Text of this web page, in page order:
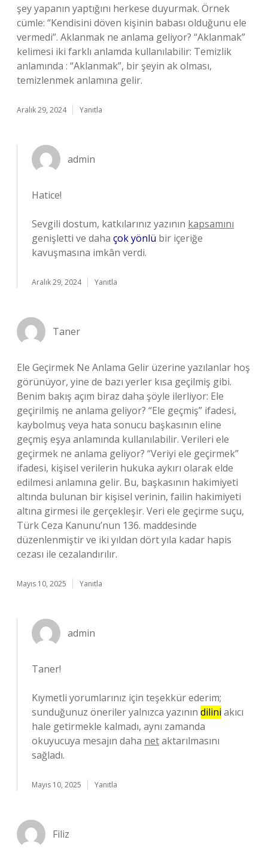
şey yapanın yaptığını herkese duyurmak. Örnek
cümle: “Kendisini döven kişinin babası olduğunu ele
vermedi”. Aklanmak ne anlama geliyor? “Aklanmak”
kelimesi iki farklı anlamda kullanılabilir: Temizlik
anlamında : “Aklanmak”, bir şeyin ak olması,
temizlenmek anlamına gelir.
Aralık 29, 2024 Yanıtla
admin
Hatice!
Sevgili dostum, katkılarınız yazının kapsamını
genişletti ve daha çok yönlü bir içeriğe
kavuşmasına imkân verdi.
Aralık 29, 2024 Yanıtla
Taner
Ele Geçirmek Ne Anlama Gelir üzerine yazılanlar hoş
görünüyor, yine de bazı yerler kısa geçilmiş gibi.
Benim bakış açım biraz daha şöyle ilerliyor: Ele
geçirilmiş ne anlama geliyor? “Ele geçmiş” ifadesi,
kaybolmuş veya hata sonucu başkasının eline
geçmiş eşya anlamında kullanılabilir. Verileri ele
geçirmek ne anlama geliyor? “Veriyi ele geçirmek”
ifadesi, kişisel verilerin hukuka aykırı olarak elde
edilmesi anlamına gelir. Bu, başkasının hakimiyeti
altında bulunan bir kişisel verinin, failin hakimiyeti
altına girmesi ile gerçekleşir. Veri ele geçirme suçu,
Türk Ceza Kanunu’nun 136. maddesinde
düzenlenmiştir ve iki yıldan dört yıla kadar hapis
cezası ile cezalandırılır.
Mayıs 10, 2025 Yanıtla
admin
Taner!
Kıymetli yorumlarınız için teşekkür ederim;
sunduğunuz öneriler yalnızca yazının dilini akıcı
hale getirmekle kalmadı, aynı zamanda
okuyucuya mesajın daha netaktarılmasını
sağladı.
Mayıs 10, 2025 Yanıtla
Filiz